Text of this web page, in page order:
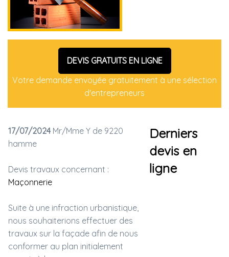
DEVIS GRATUITS EN LIGNE
Votre demande envoyée gratuitement à une sélection
d'entrepreneurs
17/07/2024 Mr/Mme Y de 9220
hamme
Devis travaux concernant :
Maçonnerie
Suite à une infraction urbanistique,
nous souhaiterions effectuer des
travaux sur la façade afin de nous
conformer au plan initialement
Derniers
devis en
ligne